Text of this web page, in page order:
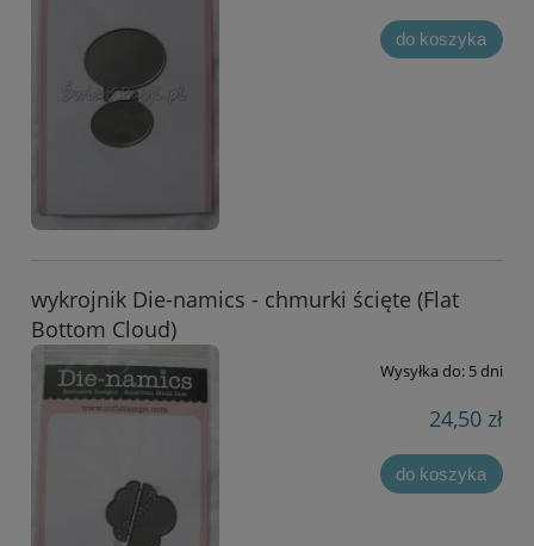
do koszyka
wykrojnik Die-namics - chmurki ścięte (Flat
Bottom Cloud)
Wysyłka do: 5 dni
24,50 zł
do koszyka